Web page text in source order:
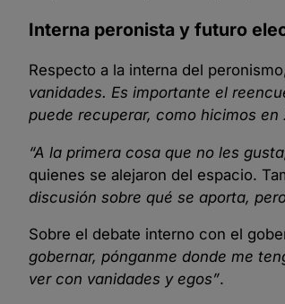
Interna peronista y futuro
Respecto a la interna del
vanidades. Es importante el
puede recuperar, como hicimos en
“A la primera cosa que no les
quienes se alejaron del espacio.
discusión sobre qué se aporta,
Sobre el debate interno con el
gobernar, pónganme donde me
ver con vanidades y egos”.